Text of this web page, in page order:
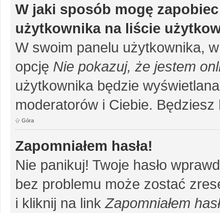
W jaki sposób mogę
użytkownika na liście
W swoim panelu użytkownika,
opcję Nie pokazuj, że jestem
użytkownika będzie
moderatorów i Ciebie.
Góra
Zapomniałem hasła!
Nie panikuj! Twoje hasło
bez problemu może zostać
i kliknij na link Zapomniałem